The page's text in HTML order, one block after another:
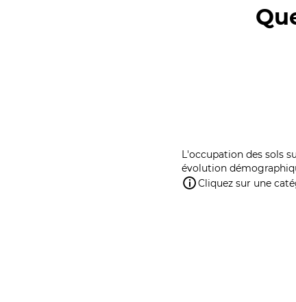
L'occupation des sols
évolution
Cliquez sur une